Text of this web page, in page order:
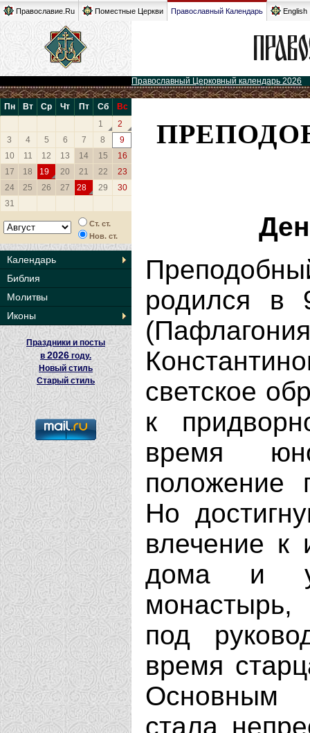
Православие.Ru Поместные Церкви Православный Календарь English
Православный Церковный календарь 2026
Пн Вт Ср Чт Пт Сб
Вс
1
2
3
4 5 6 7 8
9
10
11 12 13 14 15
16
17
18 19 20 21 22
23
24
25 26 27 28 29
30
31
Ст. ст.
Нов. ст.
Календарь
Библия
Молитвы
Иконы
Праздники и посты
в 2026 году.
Новый стиль
Старый стиль
родился в
светское
к
время
положение
Но
влечение к
дома и
монастырь,
под
время
Основным
стала